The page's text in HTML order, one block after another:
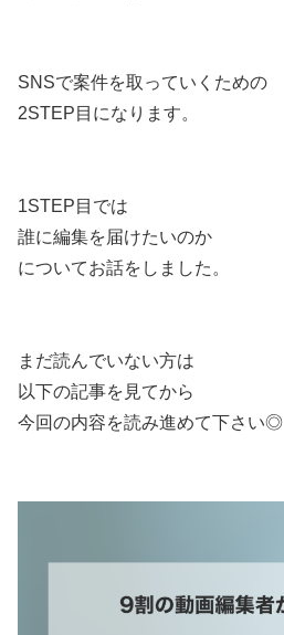
SNSで案件を取っていくための
2STEP目になります。
1STEP目では
誰に編集を届けたいのか
についてお話をしました。
まだ読んでいない方は
以下の記事を見てから
今回の内容を読み進めて下さい◎